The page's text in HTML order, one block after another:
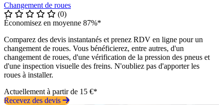
Changement de roues
(0)
Économisez en moyenne 87%*
Comparez des devis instantanés et prenez RDV en ligne pour un
changement de roues. Vous bénéficierez, entre autres, d'un
changement de roues, d'une vérification de la pression des pneus et
d'une inspection visuelle des freins. N'oubliez pas d'apporter les
roues à installer.
Actuellement à partir de 15 €*
Recevez des devis